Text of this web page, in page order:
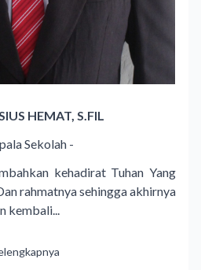
HEMAT, S.FIL
Sekolah -
kehadirat Tuhan Yang
rahmatnya sehingga akhirnya
kembali...